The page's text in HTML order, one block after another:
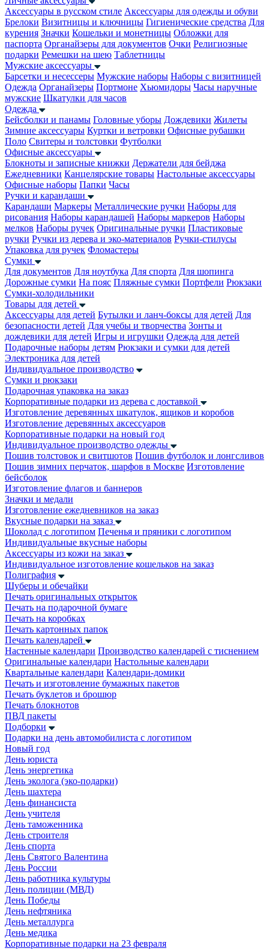
Аксессуары в русском стиле Аксессуары для одежды и обуви
Брелоки Визитницы и ключницы Гигиенические средства Для
курения Значки Кошельки и монетницы Обложки для
паспорта Органайзеры для документов Очки Религиозные
подарки Ремешки на шею Таблетницы
Мужские аксессуары
Барсетки и несессеры Мужские наборы Наборы с визитницей
Одежда Органайзеры Портмоне Хьюмидоры Часы наручные
мужские Шкатулки для часов
Одежда
Бейсболки и панамы Головные уборы Дождевики Жилеты
Зимние аксессуары Куртки и ветровки Офисные рубашки
Поло Свитеры и толстовки Футболки
Офисные аксессуары
Блокноты и записные книжки Держатели для бейджа
Ежедневники Канцелярские товары Настольные аксессуары
Офисные наборы Папки Часы
Ручки и карандаши
Карандаши Маркеры Металлические ручки Наборы для
рисования Наборы карандашей Наборы маркеров Наборы
мелков Наборы ручек Оригинальные ручки Пластиковые
ручки Ручки из дерева и эко-материалов Ручки-стилусы
Упаковка для ручек Фломастеры
Сумки
Для документов Для ноутбука Для спорта Для шопинга
Дорожные сумки На пояс Пляжные сумки Портфели Рюкзаки
Сумки-холодильники
Товары для детей
Аксессуары для детей Бутылки и ланч-боксы для детей Для
безопасности детей Для учебы и творчества Зонты и
дождевики для детей Игры и игрушки Одежда для детей
Подарочные наборы детям Рюкзаки и сумки для детей
Электроника для детей
Индивидуальное производство
Сумки и рюкзаки
Подарочная упаковка на заказ
Корпоративные подарки из дерева с доставкой
Изготовление деревянных шкатулок, ящиков и коробов
Изготовление деревянных аксессуаров
Корпоративные подарки на новый год
Индивидуальное производство одежды
Пошив толстовок и свитшотов Пошив футболок и лонгсливов
Пошив зимних перчаток, шарфов в Москве Изготовление
бейсболок
Изготовление флагов и баннеров
Значки и медали
Изготовление ежедневников на заказ
Вкусные подарки на заказ
Шоколад с логотипом Печенья и пряники с логотипом
Индивидуальные вкусные наборы
Аксессуары из кожи на заказ
Индивидуальное изготовление кошельков на заказ
Полиграфия
Шуберы и обечайки
Печать оригинальных открыток
Печать на подарочной бумаге
Печать на коробках
Печать картонных папок
Печать календарей
Настенные календари Производство календарей с тиснением
Оригинальные календари Настольные календари
Квартальные календари Календари-домики
Печать и изготовление бумажных пакетов
Печать буклетов и брошюр
Печать блокнотов
ПВД пакеты
Подборки
Подарки на день автомобилиста с логотипом
Новый год
День юриста
День энергетика
День эколога (эко-подарки)
День шахтера
День финансиста
День учителя
День таможенника
День строителя
День спорта
День Святого Валентина
День России
День работника культуры
День полиции (МВД)
День Победы
День нефтяника
День металлурга
День медика
Корпоративные подарки на 23 февраля